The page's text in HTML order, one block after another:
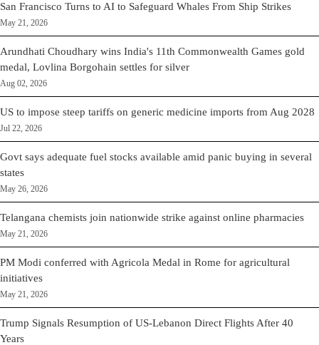
San Francisco Turns to AI to Safeguard Whales From Ship Strikes
May 21, 2026
Arundhati Choudhary wins India's 11th Commonwealth Games gold
medal, Lovlina Borgohain settles for silver
Aug 02, 2026
US to impose steep tariffs on generic medicine imports from Aug 2028
Jul 22, 2026
Govt says adequate fuel stocks available amid panic buying in several
states
May 26, 2026
Telangana chemists join nationwide strike against online pharmacies
May 21, 2026
PM Modi conferred with Agricola Medal in Rome for agricultural
initiatives
May 21, 2026
Trump Signals Resumption of US-Lebanon Direct Flights After 40
Years